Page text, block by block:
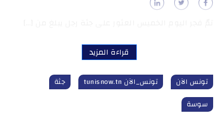
قراءة المزيد
تونس الآن تونس_الآن tunisnow.tn
جثة
سوسة